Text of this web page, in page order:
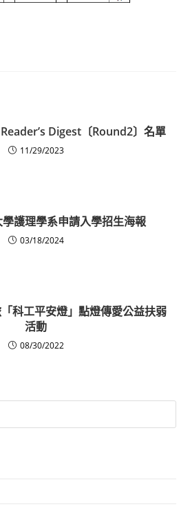
Digest〔Round2〕名單
11/29/2023
護理學系申請入學招生海報
03/18/2024
科工平安燈」點燈傳愛公益扶弱
活動
08/30/2022